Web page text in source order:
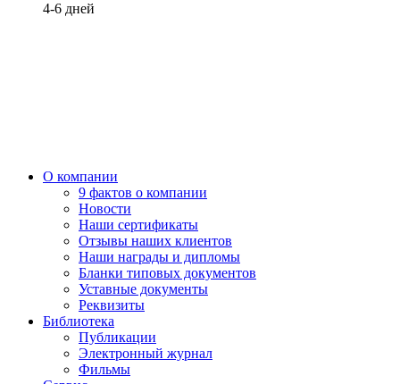
4-6 дней
О компании
9 фактов о компании
Новости
Наши сертификаты
Отзывы наших клиентов
Наши награды и дипломы
Бланки типовых документов
Уставные документы
Реквизиты
Библиотека
Публикации
Электронный журнал
Фильмы